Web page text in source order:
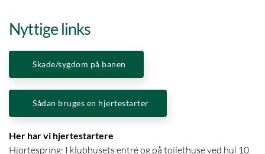
Nyttige links
Skade/sygdom på banen
Sådan bruges en hjertestarter
Her har vi hjertestartere
Hjortespring: I klubhusets entré og på toilethuse ved hul 10